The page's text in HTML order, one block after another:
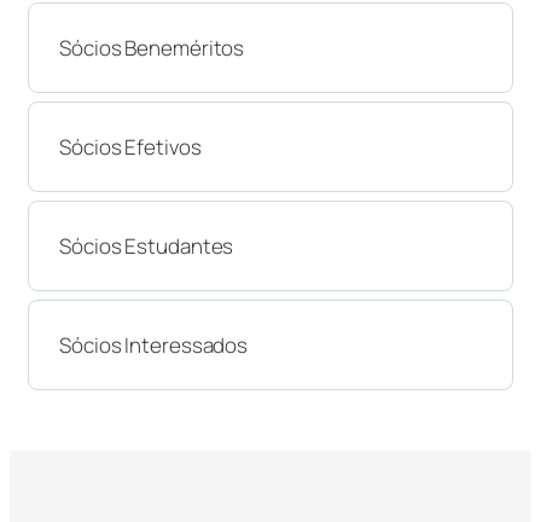
Sócios Beneméritos
Sócios Efetivos
Sócios Estudantes
Sócios Interessados